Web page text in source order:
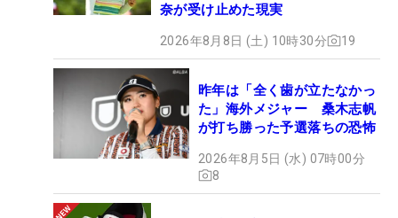
奈が受け止めた現実
2026年8月8日 (土) 10時30分 19
昨年は「全く歯が立たなかっ
た」海外メジャー 桑木志帆
が打ち勝った予選落ちの恐怖
2026年8月5日 (水) 07時00分
8